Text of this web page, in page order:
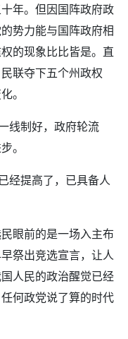
年。但因国阵政府政
势力能与国阵政府相
的现象比比皆是。直
联夺下五个州政权
。
线制好，政府轮流
。
经提高了，已具备人
眼前的是一场入主布
祭出竞选宣言，让人
人民的政治醒觉已经
何政党说了算的时代